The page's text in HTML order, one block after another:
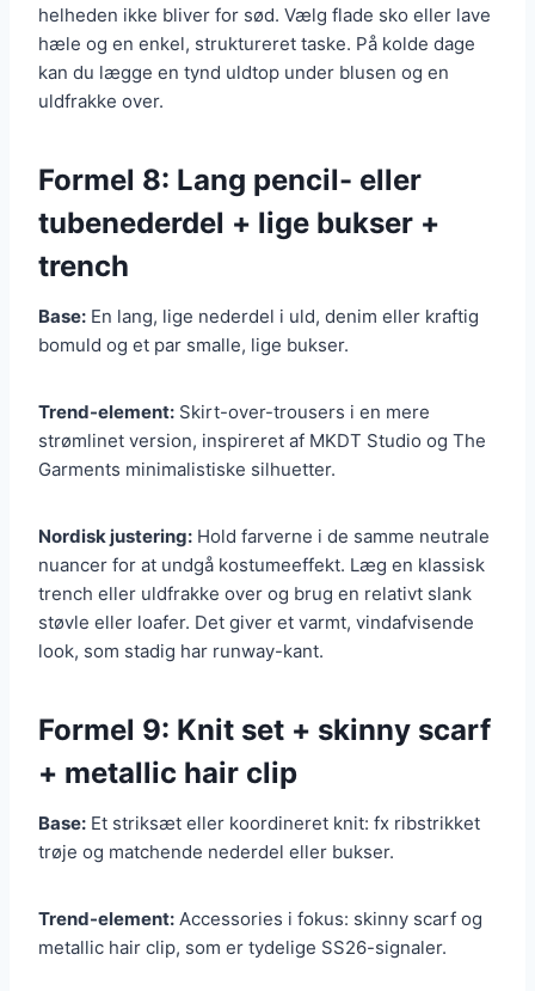
helheden ikke bliver for sød. Vælg flade sko eller lave
hæle og en enkel, struktureret taske. På kolde dage
kan du lægge en tynd uldtop under blusen og en
uldfrakke over.
Formel 8: Lang pencil- eller
tubenederdel + lige bukser +
trench
Base: En lang, lige nederdel i uld, denim eller kraftig
bomuld og et par smalle, lige bukser.
Trend-element: Skirt-over-trousers i en mere
strømlinet version, inspireret af MKDT Studio og The
Garments minimalistiske silhuetter.
Nordisk justering: Hold farverne i de samme neutrale
nuancer for at undgå kostumeeffekt. Læg en klassisk
trench eller uldfrakke over og brug en relativt slank
støvle eller loafer. Det giver et varmt, vindafvisende
look, som stadig har runway-kant.
Formel 9: Knit set + skinny scarf
+ metallic hair clip
Base: Et striksæt eller koordineret knit: fx ribstrikket
trøje og matchende nederdel eller bukser.
Trend-element: Accessories i fokus: skinny scarf og
metallic hair clip, som er tydelige SS26-signaler.